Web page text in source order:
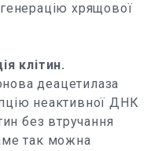
хрящової
клітин.
деацетилаза
неактивної ДНК
без втручання
так можна